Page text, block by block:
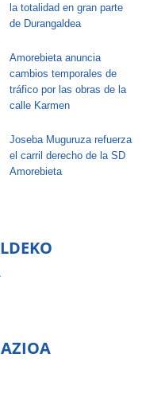
la totalidad en gran parte
de Durangaldea
Amorebieta anuncia
cambios temporales de
tráfico por las obras de la
calle Karmen
Joseba Muguruza refuerza
el carril derecho de la SD
Amorebieta